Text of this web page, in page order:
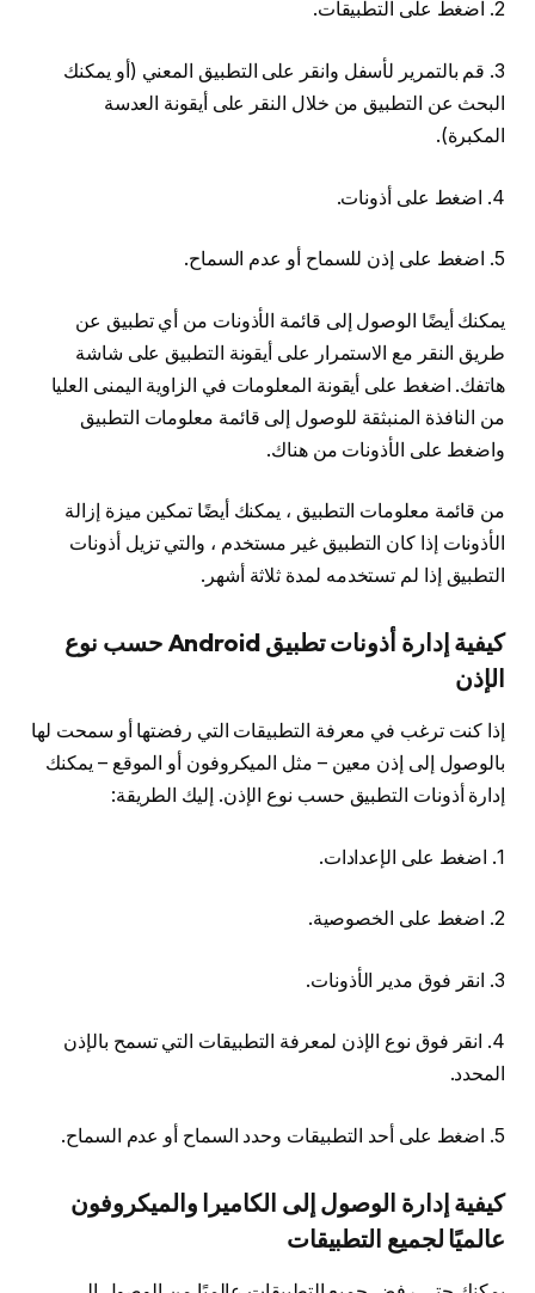
2. اضغط على التطبيقات.
3. قم بالتمرير لأسفل وانقر على التطبيق المعني (أو يمكنك
البحث عن التطبيق من خلال النقر على أيقونة العدسة
المكبرة).
4. اضغط على أذونات.
5. اضغط على إذن للسماح أو عدم السماح.
يمكنك أيضًا الوصول إلى قائمة الأذونات من أي تطبيق عن
طريق النقر مع الاستمرار على أيقونة التطبيق على شاشة
هاتفك. اضغط على أيقونة المعلومات في الزاوية اليمنى العليا
من النافذة المنبثقة للوصول إلى قائمة معلومات التطبيق
واضغط على الأذونات من هناك.
من قائمة معلومات التطبيق ، يمكنك أيضًا تمكين ميزة إزالة
الأذونات إذا كان التطبيق غير مستخدم ، والتي تزيل أذونات
التطبيق إذا لم تستخدمه لمدة ثلاثة أشهر.
كيفية إدارة أذونات تطبيق Android حسب نوع
الإذن
إذا كنت ترغب في معرفة التطبيقات التي رفضتها أو سمحت لها
بالوصول إلى إذن معين – مثل الميكروفون أو الموقع – يمكنك
إدارة أذونات التطبيق حسب نوع الإذن. إليك الطريقة:
1. اضغط على الإعدادات.
2. اضغط على الخصوصية.
3. انقر فوق مدير الأذونات.
4. انقر فوق نوع الإذن لمعرفة التطبيقات التي تسمح بالإذن
المحدد.
5. اضغط على أحد التطبيقات وحدد السماح أو عدم السماح.
كيفية إدارة الوصول إلى الكاميرا والميكروفون
عالميًا لجميع التطبيقات